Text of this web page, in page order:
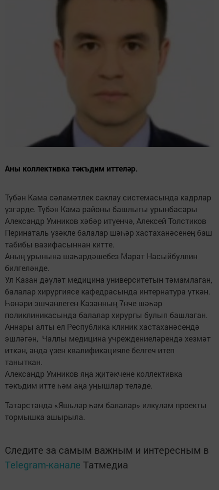
Аны коллективка тәкъдим иттеләр.
Түбән Кама сәламәтлек саклау системасында кадрлар
үзгәрде. Түбән Кама районы башлыгы урынбасары
Александр Умников хәбәр итүенчә, Алексей Толстиков
Перинаталь үзәкле балалар шәһәр хастаханәсенең баш
табибы вазифасыннан китте.
Аның урынына шәһәрдәшебез Марат Насыйбуллин
билгеләнде.
Ул Казан дәүләт медицина университетын тәмамлаган,
балалар хирургиясе кафедрасында интернатура үткән.
Һөнәри эшчәнлеген Казанның 7нче шәһәр
поликлиникасында балалар хирургы булып башлаган.
Аннары алты ел Республика клиник хастаханәсендә
эшләгән, Чаллы медицина учреждениеләрендә хезмәт
иткән, анда үзен квалификацияле белгеч итеп
таныткан.
Александр Умников яңа җитәкчене коллективка
тәкъдим итте һәм аңа уңышлар теләде.
Татарстанда «Яшьләр һәм балалар» илкүләм проекты
тормышка ашырыла.
Следите за самым важным и интересным в
Telegram-канале Татмедиа